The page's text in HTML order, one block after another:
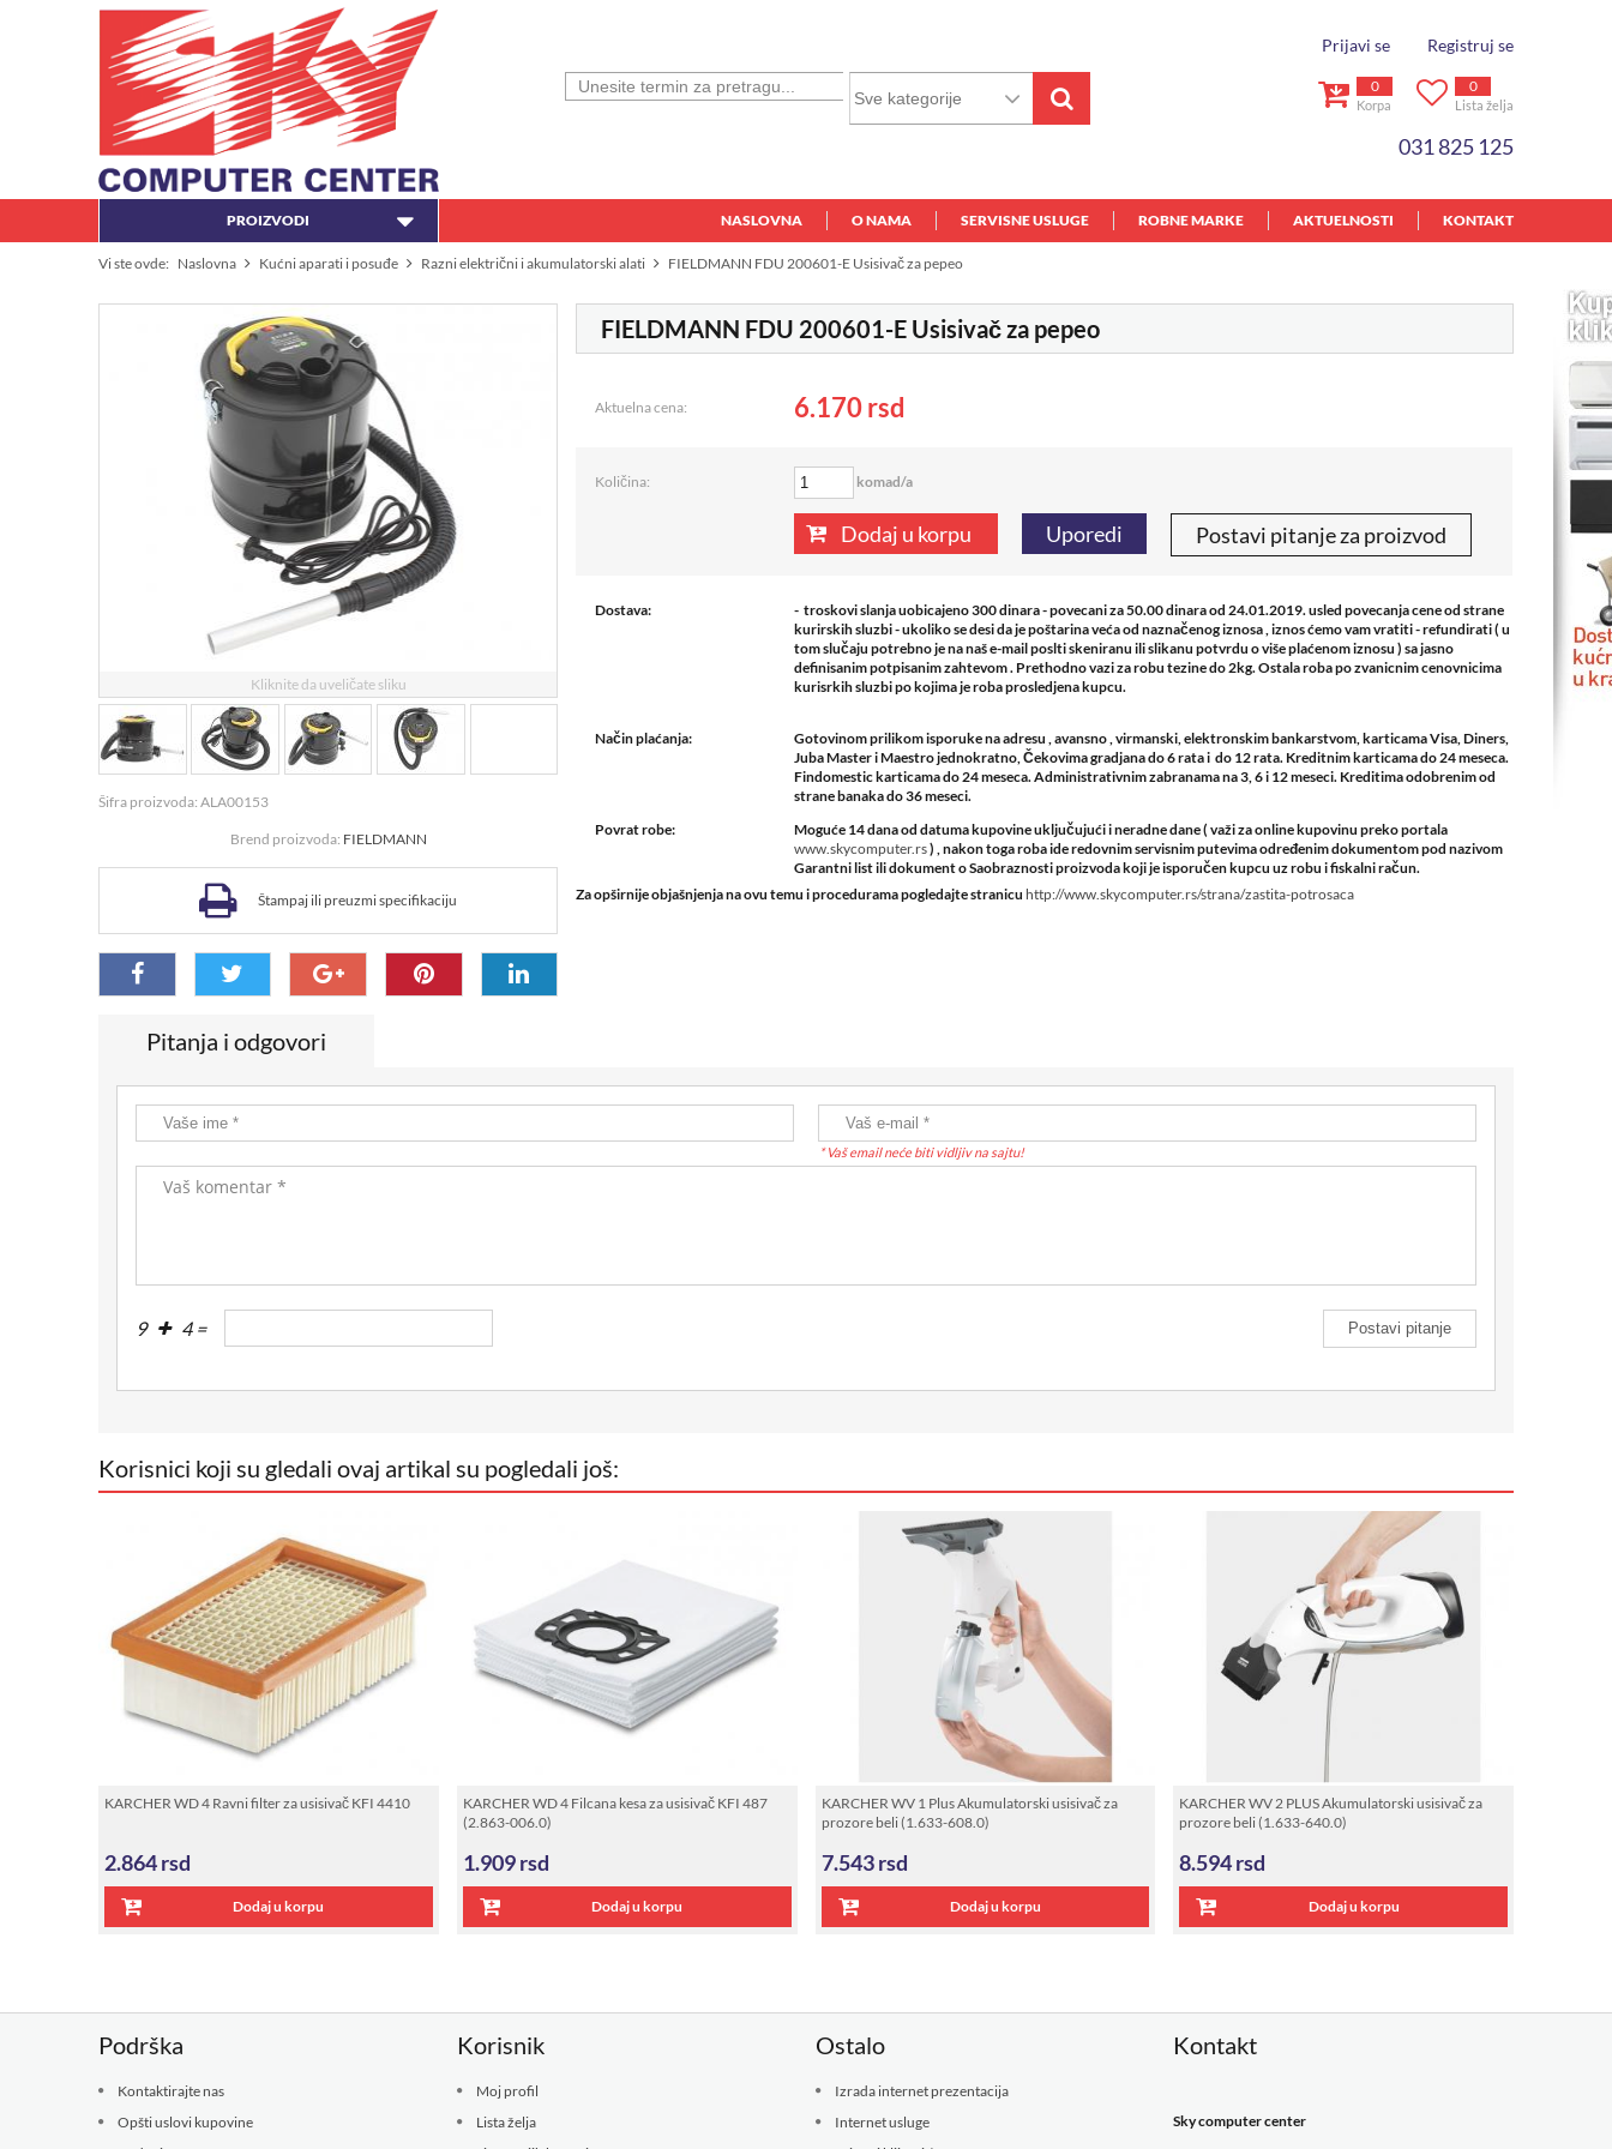
Prijavi se Registruj se
0
Lista želja
0
Korpa
031 825 125
PROIZVODI NASLOVNA O NAMA SERVISNE USLUGE ROBNE MARKE AKTUELNOSTI KONTAKT
Vi ste ovde: Naslovna Kućni aparati i posuđe Razni električni i akumulatorski alati FIELDMANN FDU 200601-E Usisivač za pepeo
Kliknite da uveličate sliku
Šifra proizvoda: ALA00153
Brend proizvoda: FIELDMANN
Štampaj ili preuzmi specifikaciju
FIELDMANN FDU 200601-E Usisivač za pepeo
Aktuelna cena: 6.170rsd
Količina: komad/a
Dodaj u korpu Uporedi Postavi pitanje za proizvod
Dostava:
- troskovi slanja uobicajeno 300 dinara - povecani za 50.00 dinara od 24.01.2019. usled povecanja cene od strane
kurirskih sluzbi - ukoliko se desi da je poštarina veća od naznačenog iznosa , iznos ćemo vam vratiti - refundirati ( u
tom slučaju potrebno je na naš e-mail poslti skeniranu ili slikanu potvrdu o više plaćenom iznosu ) sa jasno
definisanim potpisanim zahtevom . Prethodno vazi za robu tezine do 2kg. Ostala roba po zvanicnim cenovnicima
kurisrkih sluzbi po kojima je roba prosledjena kupcu.
Način plaćanja:
Gotovinom prilikom isporuke na adresu , avansno , virmanski, elektronskim bankarstvom, karticama Visa, Diners,
Juba Master i Maestro jednokratno, Čekovima gradjana do 6 rata i do 12 rata. Kreditnim karticama do 24 meseca.
Findomestic karticama do 24 meseca. Administrativnim zabranama na 3, 6 i 12 meseci. Kreditima odobrenim od
strane banaka do 36 meseci.
Povrat robe:
Moguće 14 dana od datuma kupovine uključujući i neradne dane ( važi za online kupovinu preko portala
www.skycomputer.rs) , nakon toga roba ide redovnim servisnim putevima određenim dokumentom pod nazivom
Garantni list ili dokument o Saobraznosti proizvoda koji je isporučen kupcu uz robu i fiskalni račun.
Za opširnije objašnjenja na ovu temu i procedurama pogledajte stranicu http://www.skycomputer.rs/strana/zastita-potrosaca
Pitanja i odgovori
* Vaš email neće biti vidljiv na sajtu!
9 4 =
Korisnici koji su gledali ovaj artikal su pogledali još:
KARCHER WD 4 Ravni filter za usisivač KFI 4410
2.864rsd
Dodaj u korpu
KARCHER WD 4 Filcana kesa za usisivač KFI 487
(2.863-006.0)
1.909rsd
Dodaj u korpu
KARCHER WV 1 Plus Akumulatorski usisivač za
prozore beli (1.633-608.0)
7.543rsd
Dodaj u korpu
KARCHER WV 2 PLUS Akumulatorski usisivač za
prozore beli (1.633-640.0)
8.594rsd
Dodaj u korpu
Podrška
Kontaktirajte nas
Opšti uslovi kupovine
Korisnik
Moj profil
Lista želja
Ostalo
Izrada internet prezentacija
Internet usluge
Kontakt
Sky computer center